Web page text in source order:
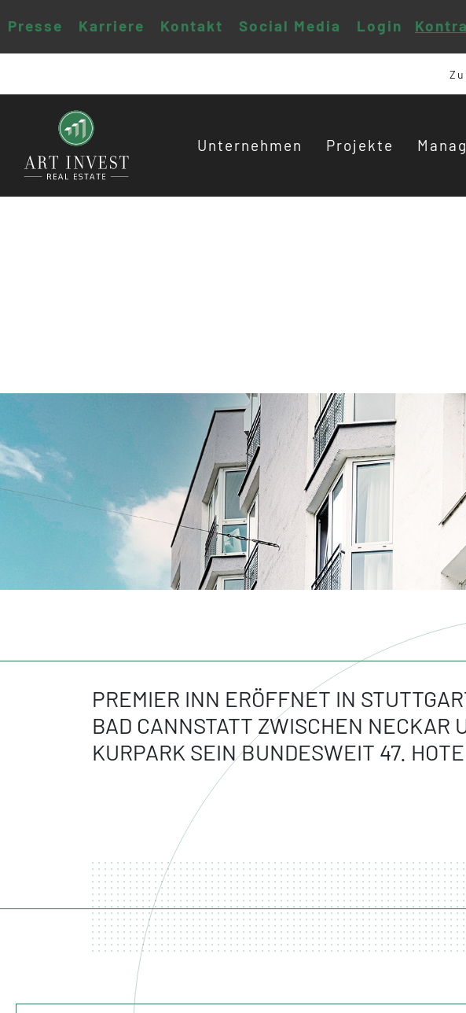
Presse Karriere Kontakt Social Media Login
Unternehmen Projekte
PREMIER INN ERÖFFNET IN
BAD CANNSTATT ZWISCHEN NECKAR
KURPARK SEIN BUNDESWEIT 47.